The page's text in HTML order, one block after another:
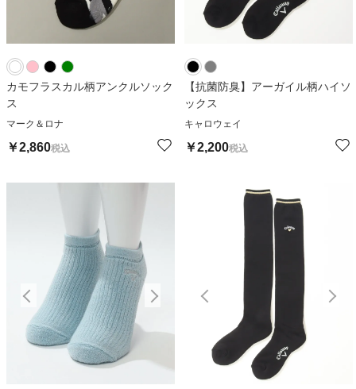
カモフラスカル柄アンクルソック
ス
マーク＆ロナ
￥2,860税込
【抗菌防臭】アーガイル柄ハイソ
ックス
キャロウェイ
￥2,200税込